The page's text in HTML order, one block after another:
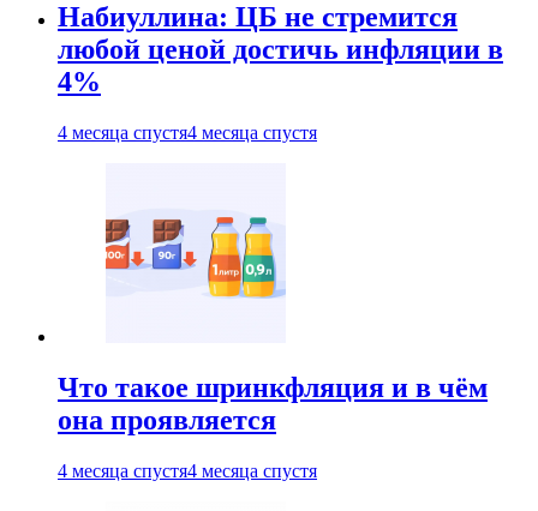
Набиуллина: ЦБ не стремится
любой ценой достичь инфляции в
4%
4 месяца спустя4 месяца спустя
Что такое шринкфляция и в чём
она проявляется
4 месяца спустя4 месяца спустя